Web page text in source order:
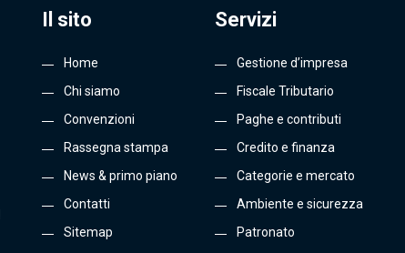
Il sito
Home
Chi siamo
Convenzioni
Rassegna stampa
News & primo piano
Contatti
Sitemap
Servizi
Gestione d’impresa
Fiscale Tributario
Paghe e contributi
Credito e finanza
Categorie e mercato
Ambiente e sicurezza
Patronato